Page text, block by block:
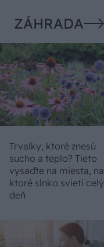
ZÁHRADA
Trvalky, ktoré znesú
sucho a teplo? Tieto
vysaďte na miesta, na
ktoré slnko svieti celý
deň